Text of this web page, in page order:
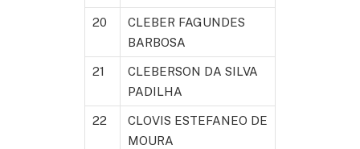
20
CLEBER FAGUNDES
BARBOSA
21
CLEBERSON DA SILVA
PADILHA
22
CLOVIS ESTEFANEO DE
MOURA